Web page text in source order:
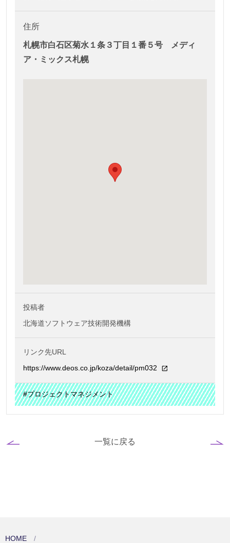
住所
札幌市白石区菊水１条３丁目１番５号 メディ
ア・ミックス札幌
投稿者
北海道ソフトウェア技術開発機構
リンク先URL
https://www.deos.co.jp/koza/detail/pm032
#プロジェクトマネジメント
一覧に戻る
HOME